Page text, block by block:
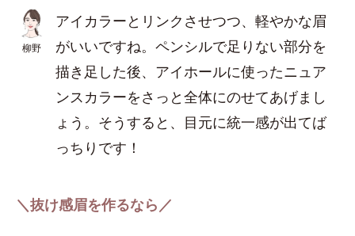
柳野
アイカラーとリンクさせつつ、軽やかな眉
がいいですね。ペンシルで足りない部分を
描き足した後、アイホールに使ったニュア
ンスカラーをさっと全体にのせてあげまし
ょう。そうすると、目元に統一感が出てば
っちりです！
＼抜け感眉を作るなら／